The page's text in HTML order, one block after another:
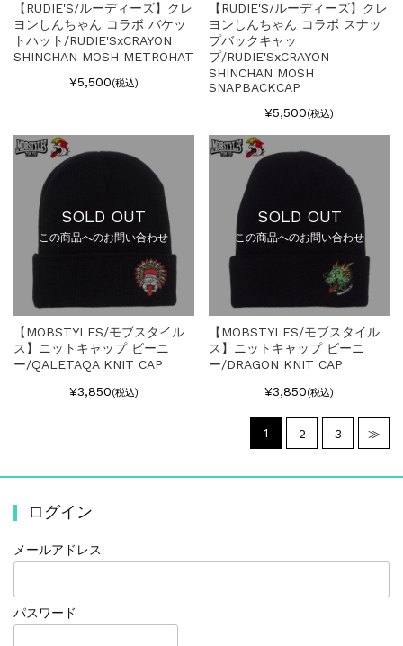
【RUDIE'S/ルーディーズ】クレ
ヨンしんちゃん コラボ バケッ
トハット/RUDIE'SxCRAYON
SHINCHAN MOSH METROHAT
¥5,500(税込)
【RUDIE'S/ルーディーズ】クレ
ヨンしんちゃん コラボ スナッ
プバックキャッ
プ/RUDIE'SxCRAYON
SHINCHAN MOSH
SNAPBACKCAP
¥5,500(税込)
SOLD OUT
この商品へのお問い合わせ
【MOBSTYLES/モブスタイル
ス】ニットキャップ ビーニ
ー/QALETAQA KNIT CAP
¥3,850(税込)
SOLD OUT
この商品へのお問い合わせ
【MOBSTYLES/モブスタイル
ス】ニットキャップ ビーニ
ー/DRAGON KNIT CAP
¥3,850(税込)
1 2 3 ≫
ログイン
メールアドレス
パスワード